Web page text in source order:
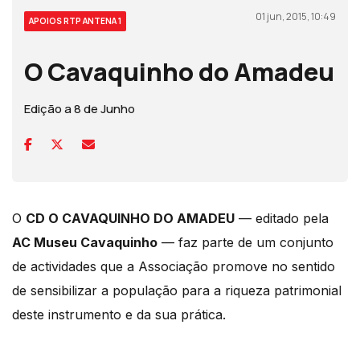
APOIOS RTP ANTENA 1 01 jun, 2015, 10:49
O Cavaquinho do Amadeu
Edição a 8 de Junho
O CD O CAVAQUINHO DO AMADEU — editado pela
AC Museu Cavaquinho — faz parte de um conjunto
de actividades que a Associação promove no sentido
de sensibilizar a população para a riqueza patrimonial
deste instrumento e da sua prática.